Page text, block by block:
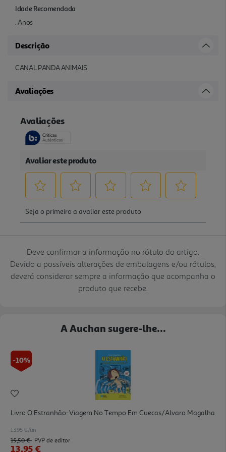
Idade Recomendada
. Anos
Descrição
CANAL PANDA ANIMAIS
Avaliações
Deve confirmar a informação no rótulo do artigo.
Devido a possíveis alterações de embalagens e/ou rótulos,
deverá considerar sempre a informação que acompanha o
produto que recebe.
A Auchan sugere-lhe...
-10%
Livro O Estranhão-Viagem No Tempo Em Cuecas/alvaro Magalha
13.95 €/un
15,50 € PVP de editor
13,95 €